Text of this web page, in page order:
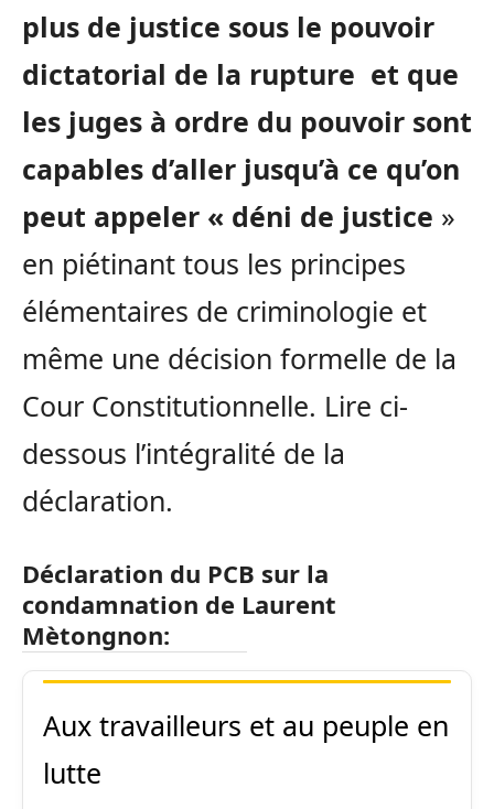
plus de justice sous le pouvoir
dictatorial de la rupture et que
les juges à ordre du pouvoir sont
capables d’aller jusqu’à ce qu’on
peut appeler « déni de justice »
en piétinant tous les principes
élémentaires de criminologie et
même une décision formelle de la
Cour Constitutionnelle. Lire ci-
dessous l’intégralité de la
déclaration.
Déclaration du PCB sur la
condamnation de Laurent
Mètongnon:
Aux travailleurs et au peuple en
lutte